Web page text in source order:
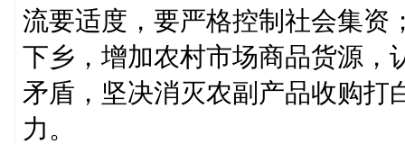
流要适度，要严格控制社会集资
下乡，增加农村市场商品货源，
矛盾，坚决消灭农副产品收购打
力。